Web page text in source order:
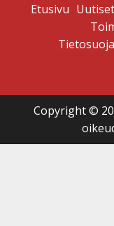
Etusivu Uutiset
Copyright ©